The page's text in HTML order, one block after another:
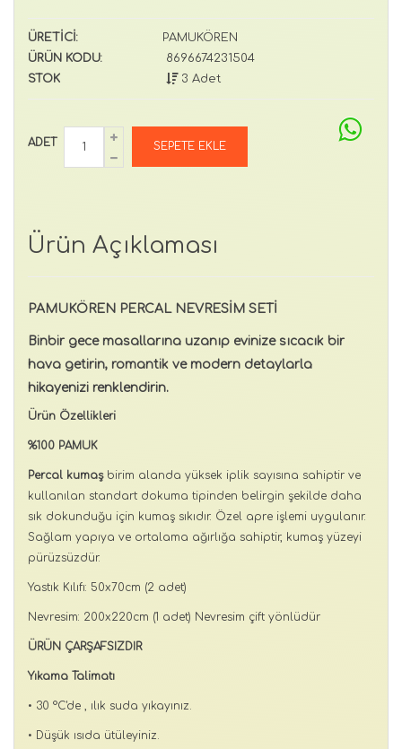
ÜRETİCİ:
PAMUKÖREN
ÜRÜN KODU:
8696674231504
STOK
3 Adet
ADET
Ürün Açıklaması
PAMUKÖREN PERCAL NEVRESİM SETİ
Binbir gece masallarına uzanıp evinize sıcacık bir
hava getirin, romantik ve modern detaylarla
hikayenizi renklendirin.
Ürün Özellikleri
%100 PAMUK
Percal kumaşbirim alanda yüksek iplik sayısına sahiptir ve
kullanılan standart dokuma tipinden belirgin şekilde daha
sık dokunduğu için kumaş sıkıdır. Özel apre işlemi uygulanır.
Sağlam yapıya ve ortalama ağırlığa sahiptir, kumaş yüzeyi
pürüzsüzdür.
Yastık Kılıfı: 50x70cm (2 adet)
Nevresim: 200x220cm (1 adet) Nevresim çift yönlüdür
ÜRÜN ÇARŞAFSIZDIR
Yıkama Talimatı
• 30 °C'de , ılık suda yıkayınız.
• Düşük ısıda ütüleyiniz.